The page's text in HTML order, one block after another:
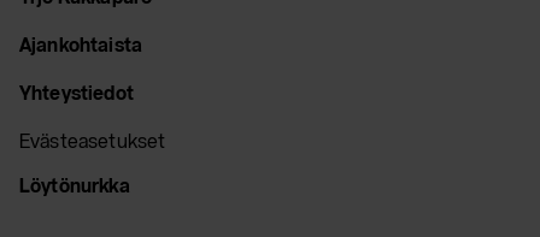
Ajankohtaista
Yhteystiedot
Evästeasetukset
Löytönurkka